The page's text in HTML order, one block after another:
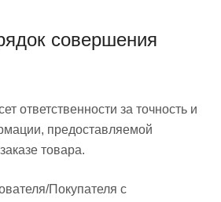
совершения
ответственности за точность и
предоставляемой
товара.
Покупателя с